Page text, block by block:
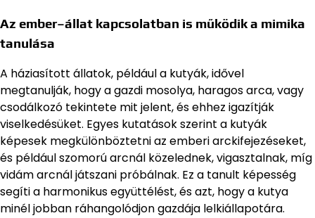
Az ember–állat kapcsolatban is működik a mimika
tanulása
A háziasított állatok, például a kutyák, idővel
megtanulják, hogy a gazdi mosolya, haragos arca, vagy
csodálkozó tekintete mit jelent, és ehhez igazítják
viselkedésüket. Egyes kutatások szerint a kutyák
képesek megkülönböztetni az emberi arckifejezéseket,
és például szomorú arcnál közelednek, vigasztalnak, míg
vidám arcnál játszani próbálnak. Ez a tanult képesség
segíti a harmonikus együttélést, és azt, hogy a kutya
minél jobban ráhangolódjon gazdája lelkiállapotára.